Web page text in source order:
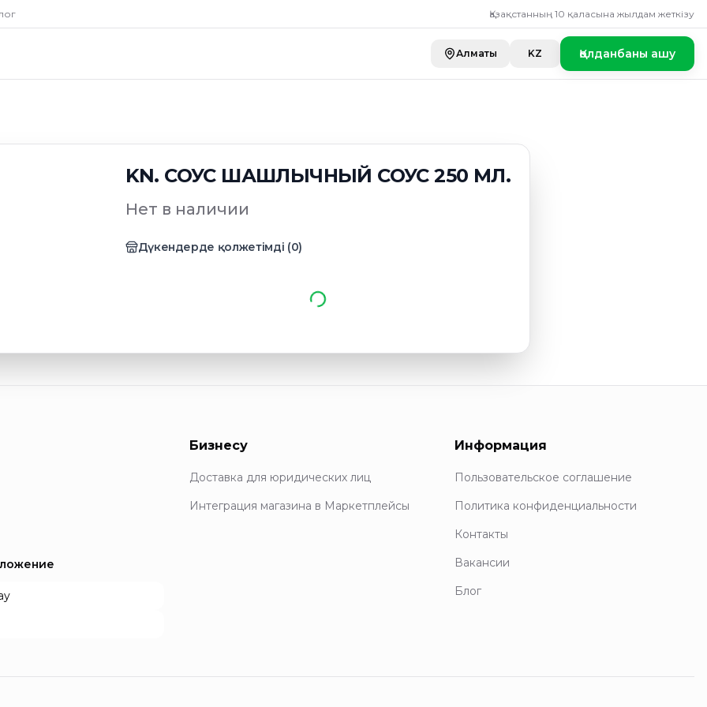
Қазақстанның 10 қаласына жылдам жеткізу
Алматы KZ Қолданбаны ашу
KN. СОУС ШАШЛЫЧНЫЙ СОУС 250 МЛ.
Нет в наличии
Дүкендерде қолжетімді (0)
Бизнесу
Доставка для юридических лиц
Интеграция магазина в Маркетплейсы
Информация
Пользовательское соглашение
Политика конфиденциальности
Контакты
Вакансии
Блог